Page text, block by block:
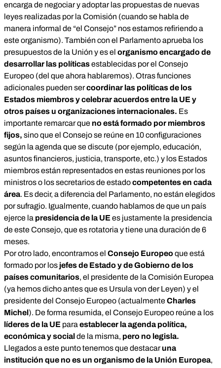
encarga de negociar y adoptar las propuestas de nuevas
leyes realizadas por la Comisión (cuando se habla de
manera informal de “el Consejo” nos estamos refiriendo a
este organismo). También con el Parlamento aprueba los
presupuestos de la Unión y es el organismo encargado de
desarrollar las políticasestablecidas por el Consejo
Europeo (del que ahora hablaremos). Otras funciones
adicionales pueden sercoordinar las políticas de los
Estados miembros y celebrar acuerdos entre la UE y
otros países u organizaciones internacionales. Es
importante remarcar que no está formado por miembros
fijos, sino que el Consejo se reúne en 10 configuraciones
según la agenda que se discute (por ejemplo, educación,
asuntos financieros, justicia, transporte, etc.) y los Estados
miembros están representados en estas reuniones por los
ministros o los secretarios de estadocompetentes en cada
área. Es decir, a diferencia del Parlamento, no están elegidos
por sufragio. Igualmente, cuando hablamos de que un país
ejerce la presidencia de la UE es justamente la presidencia
de este Consejo, que es rotatoria y tiene una duración de 6
meses.
Por otro lado, encontramos el Consejo Europeoque está
formado por los jefes de Estado y de Gobierno de los
países comunitarios, el presidente de la Comisión Europea
(ya hemos dicho antes que es Ursula von der Leyen) y el
presidente del Consejo Europeo (actualmenteCharles
Michel). De forma resumida, el Consejo Europeo reúne a los
líderes de la UE para establecer la agenda política,
económica y socialde la misma, pero no legisla.
Llegados a este punto tenemos que destacaruna
institución que no es un organismo de la Unión Europea,